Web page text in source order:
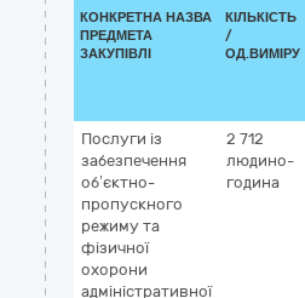
КОНКРЕТНА НАЗВА
ПРЕДМЕТА
ЗАКУПІВЛІ
КІЛЬКІСТЬ
/
ОД.ВИМІРУ
Послуги із
забезпечення
об’єктно-
пропускного
режиму та
фізичної
охорони
адміністративної
2 712
людино-
година